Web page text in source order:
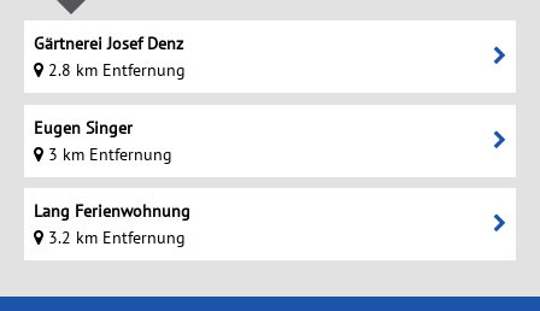
Gärtnerei Josef Denz
2.8 km Entfernung
Eugen Singer
3 km Entfernung
Lang Ferienwohnung
3.2 km Entfernung